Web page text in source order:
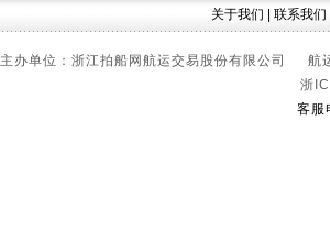
关于我们 联系我们
主办单位：浙江拍船网航运交易股份有限公司
浙
客服